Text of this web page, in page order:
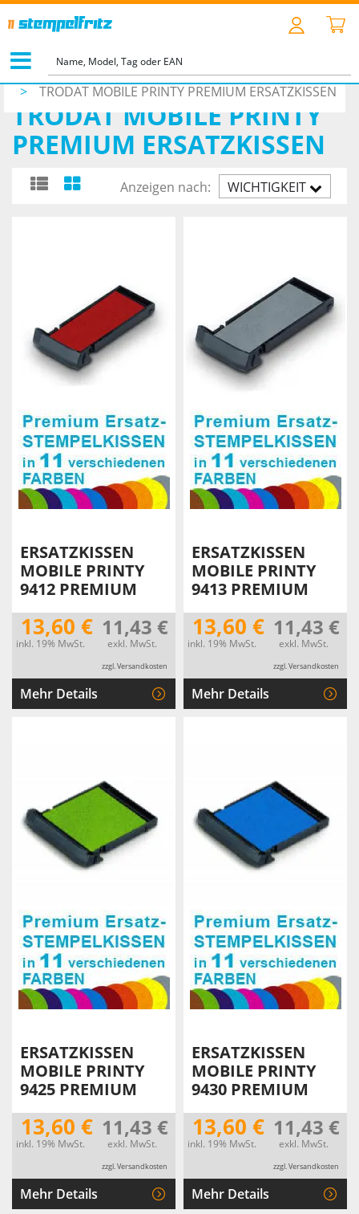
>
ERSATZKISSEN
>
TRODAT MOBILE PRINTY PREMIUM ERSATZKISSEN
TRODAT MOBILE PRINTY
PREMIUM ERSATZKISSEN
WICHTIGKEIT
Anzeigen nach:
ERSATZKISSEN
MOBILE PRINTY
9412 PREMIUM
13,60 €
inkl. 19% MwSt.
11,43 €
exkl. MwSt.
zzgl. Versandkosten
Mehr Details
ERSATZKISSEN
MOBILE PRINTY
9413 PREMIUM
13,60 €
inkl. 19% MwSt.
11,43 €
exkl. MwSt.
zzgl. Versandkosten
Mehr Details
ERSATZKISSEN
MOBILE PRINTY
9425 PREMIUM
13,60 €
inkl. 19% MwSt.
11,43 €
exkl. MwSt.
zzgl. Versandkosten
Mehr Details
ERSATZKISSEN
MOBILE PRINTY
9430 PREMIUM
13,60 €
inkl. 19% MwSt.
11,43 €
exkl. MwSt.
zzgl. Versandkosten
Mehr Details